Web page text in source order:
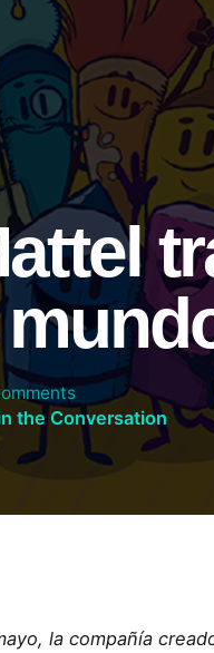
the Conversation
la compañía